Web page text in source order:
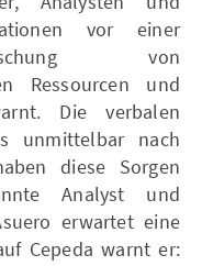
vor einer
von
Ressourcen und
Die verbalen
unmittelbar nach
diese Sorgen
Analyst und
erwartet eine
Cepeda warnt er: